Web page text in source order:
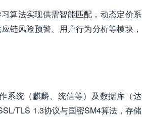
算法实现供需智能匹配，动态定价系
链风险预警、用户行为分析等模块，
系统（麒麟、统信等）及数据库（达
TLS 1.3协议与国密SM4算法，存储